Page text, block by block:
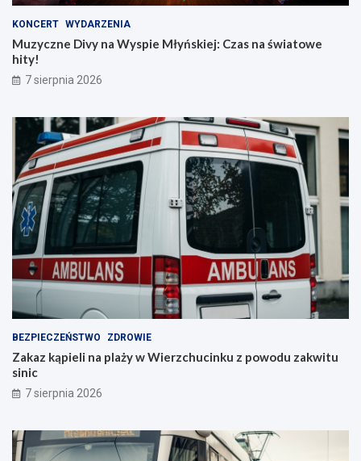
KONCERT WYDARZENIA
Muzyczne Divy na Wyspie Młyńskiej: Czas na światowe
hity!
7 sierpnia 2026
BEZPIECZEŃSTWO ZDROWIE
Zakaz kąpieli na plaży w Wierzchucinku z powodu zakwitu
sinic
7 sierpnia 2026